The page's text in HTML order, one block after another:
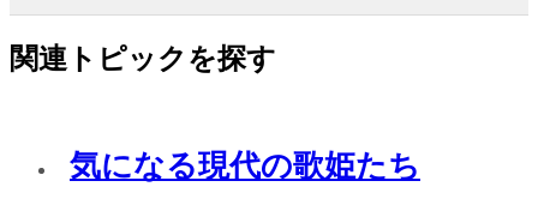
関連トピックを探す
気になる現代の歌姫たち